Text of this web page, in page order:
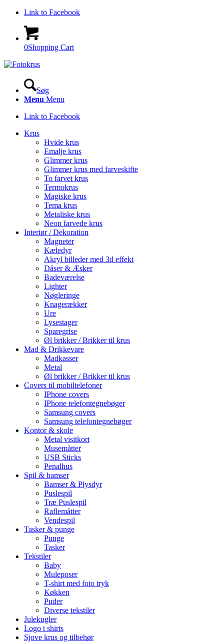
Link to Facebook
0Shopping Cart
Søg
Menu Menu
Link to Facebook
Krus
Hvide krus
Emalje krus
Glimmer krus
Glimmer krus med farveskifte
To farvet krus
Termokrus
Magiske krus
Tema krus
Metaliske krus
Neon farvede krus
Interiør / Dekoration
Magneter
Kæledyr
Akryl billeder med 3d effekt
Dåser & Æsker
Badeværelse
Lighter
Nøgleringe
Knagerækker
Ure
Lysestager
Sparegrise
Øl brikker / Brikker til krus
Mad & Drikkevare
Madkasser
Metal
Øl brikker / Brikker til krus
Covers til mobiltelefoner
IPhone covers
IPhone telefontegnebøger
Samsung covers
Samsung telefontegnebøger
Kontor & skole
Metal visitkort
Musemåtter
USB Sticks
Penalhus
Spil & bamser
Bamser & Plysdyr
Puslespil
Træ Puslespil
Raflemåtter
Vendespil
Tasker & punge
Punge
Tasker
Tekstiler
Baby
Muleposer
T-shirt med foto tryk
Køkken
Puder
Diverse tekstiler
Julekugler
Logo t shirts
Sjove krus og tilbehør